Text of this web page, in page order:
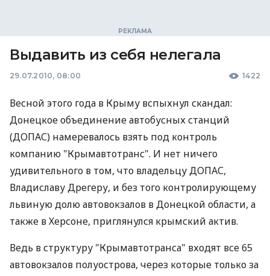
Выдавить из себя нелегала
29.07.2010, 08:00 1422
Весной этого года в Крыму вспыхнул скандал:
Донецкое объединение автобусных станций
(ДОПАС) намеревалось взять под контроль
компанию "Крымавтотранс". И нет ничего
удивительного в том, что владельцу ДОПАС,
Владиславу Дрегеру, и без того контролирующему
львиную долю автовокзалов в Донецкой области, а
также в Херсоне, приглянулся крымский актив.
Ведь в структуру "Крымавтотранса" входят все 65
автовокзалов полуострова, через которые только за